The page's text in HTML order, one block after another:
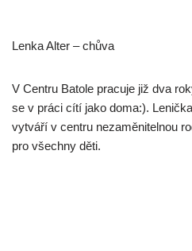
Lenka Alter – chůva
V Centru Batole pracuje již dva
se v práci cítí jako doma:).
vytváří v centru nezaměnitelnou
pro všechny děti.